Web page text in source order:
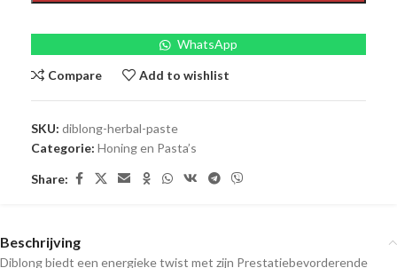
WhatsApp
Compare Add to wishlist
SKU: diblong-herbal-paste
Categorie: Honing en Pasta’s
Share:
Beschrijving
Diblong biedt een energieke twist met zijn Prestatiebevorderende